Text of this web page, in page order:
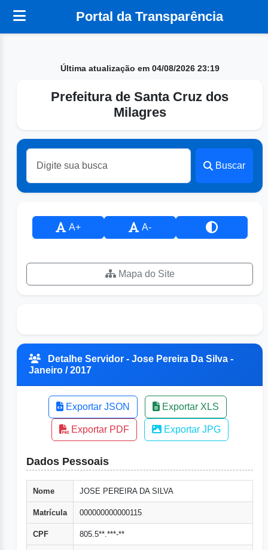
Portal da Transparência
Última atualização em 04/08/2026 23:19
Prefeitura de Santa Cruz dos
Milagres
Buscar
A+ A-
Mapa do Site
Detalhe Servidor - Jose Pereira Da Silva -
Janeiro / 2017
Exportar JSON Exportar XLS
Exportar PDF Exportar JPG
Dados Pessoais
Nome JOSE PEREIRA DA SILVA
Matrícula 000000000000115
CPF 805.5**.***-**